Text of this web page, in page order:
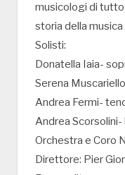
musicologi di tutto
storia della
Solisti:
Donatella Iaia-
Serena
Andrea Fermi-
Andrea Scorsolini-
Orchestra e Coro
Direttore: Pier